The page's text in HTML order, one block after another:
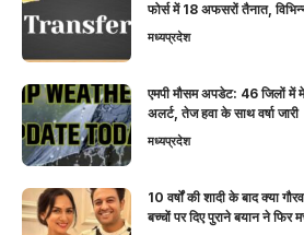
फोर्स में 18 अफसरों तैनात,
मध्यप्रदेश
एमपी मौसम अपडेट: 46 जिलों में
अलर्ट, तेज हवा के साथ वर्षा जारी
मध्यप्रदेश
10 वर्षों की शादी के बाद क्या
बच्चों पर दिए पुराने बयान ने फिर